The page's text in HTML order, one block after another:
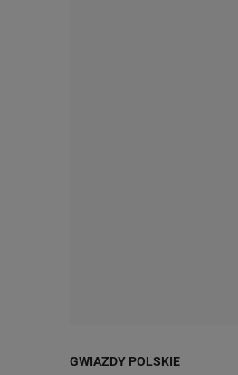
GWIAZDY POLSKIE